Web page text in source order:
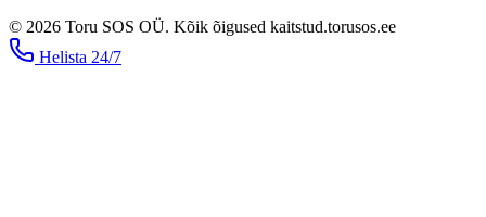
© 2026 Toru SOS OÜ. Kõik õigused kaitstud.torusos.ee
Helista 24/7